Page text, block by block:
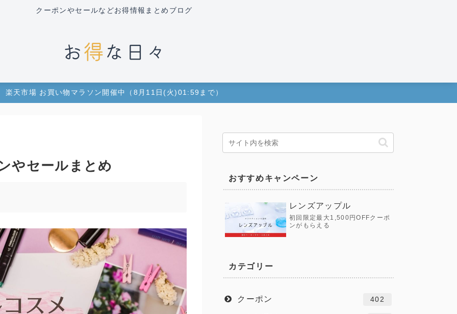
クーポンやセールなどお得情報まとめブログ
楽天市場 お買い物マラソン開催中（8月11日(火)01:59まで）
やセールまとめ
おすすめキャンペーン
レンズアップル
初回限定最大1,500円OFFクーポ
ンがもらえる
カテゴリー
クーポン 402